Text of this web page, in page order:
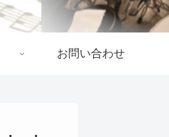
お問い合わせ